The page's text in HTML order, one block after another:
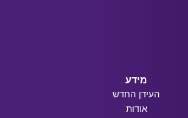
מידע
העידן החדש
אודות